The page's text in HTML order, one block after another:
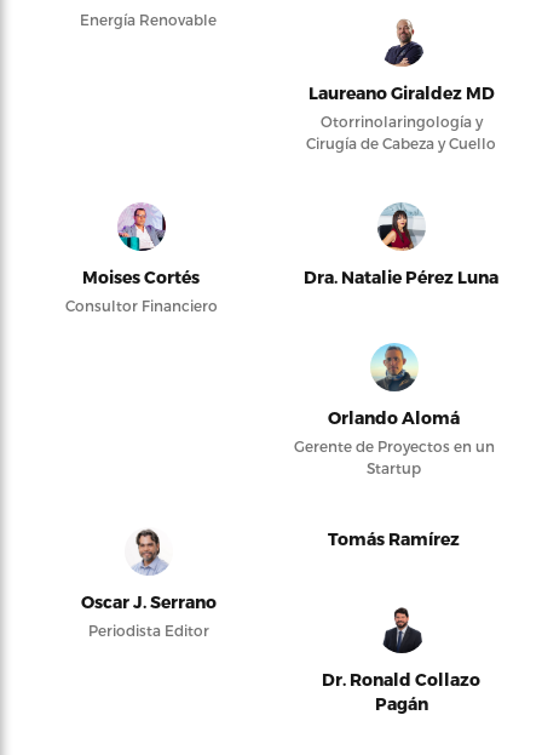
Energía Renovable
Laureano Giraldez MD
Otorrinolaringología y
Cirugía de Cabeza y Cuello
Moises Cortés
Consultor Financiero
Dra. Natalie Pérez Luna
Orlando Alomá
Gerente de Proyectos en un
Startup
Oscar J. Serrano
Periodista Editor
Tomás Ramírez
Dr. Ronald Collazo
Pagán